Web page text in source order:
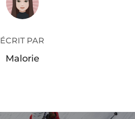
ÉCRIT PAR
Malorie